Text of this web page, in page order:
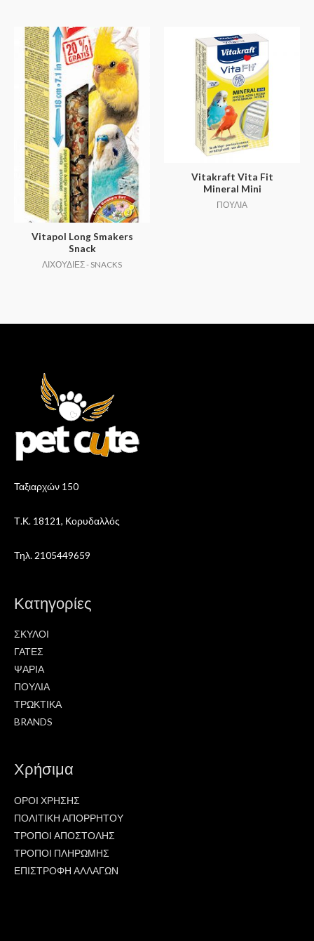
Vitapol Long Smakers
Snack
ΛΙΧΟΥΔΙΕΣ - SNACKS
Vitakraft Vita Fit
Mineral Mini
ΠΟΥΛΙΑ
Ταξιαρχών 150
Τ.Κ. 18121, Κορυδαλλός
Τηλ. 2105449659
Κατηγορίες
ΣΚΥΛΟΙ
ΓΑΤΕΣ
ΨΑΡΙΑ
ΠΟΥΛΙΑ
ΤΡΩΚΤΙΚΑ
BRANDS
Χρήσιμα
ΟΡΟΙ ΧΡΗΣΗΣ
ΠΟΛΙΤΙΚΗ ΑΠΟΡΡΗΤΟΥ
ΤΡΟΠΟΙ ΑΠΟΣΤΟΛΗΣ
ΤΡΟΠΟΙ ΠΛΗΡΩΜΗΣ
ΕΠΙΣΤΡΟΦΗ ΑΛΛΑΓΩΝ